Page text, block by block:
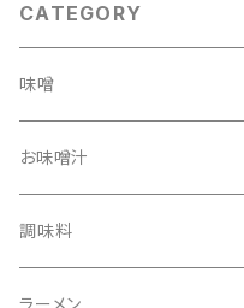
CATEGORY
味噌
お味噌汁
調味料
ラーメン